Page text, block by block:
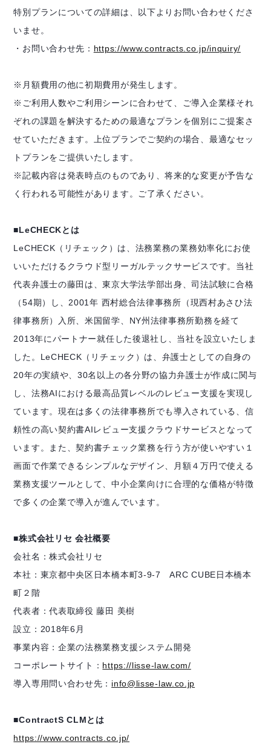
特別プランについての詳細は、以下よりお問い合わせくださ
いませ。
・お問い合わせ先： https://www.contracts.co.jp/inquiry/
※月額費用の他に初期費用が発生します。
※ご利用人数やご利用シーンに合わせて、ご導入企業様それ
ぞれの課題を解決するための最適なプランを個別にご提案さ
せていただきます。上位プランでご契約の場合、最適なセッ
トプランをご提供いたします。
※記載内容は発表時点のものであり、将来的な変更が予告な
く行われる可能性があります。ご了承ください。
■LeCHECKとは
LeCHECK（リチェック）は、法務業務の業務効率化にお使
いいただけるクラウド型リーガルテックサービスです。当社
代表弁護士の藤田は、東京大学法学部出身、司法試験に合格
（54期）し、2001年 西村総合法律事務所（現西村あさひ法
律事務所）入所、米国留学、NY州法律事務所勤務を経て
2013年にパートナー就任した後退社し、当社を設立いたしま
した。LeCHECK（リチェック）は、弁護士としての自身の
20年の実績や、30名以上の各分野の協力弁護士が作成に関与
し、法務AIにおける最高品質レベルのレビュー支援を実現し
ています。現在は多くの法律事務所でも導入されている、信
頼性の高い契約書AIレビュー支援クラウドサービスとなって
います。また、契約書チェック業務を行う方が使いやすい１
画面で作業できるシンプルなデザイン、月額４万円で使える
業務支援ツールとして、中小企業向けに合理的な価格が特徴
で多くの企業で導入が進んでいます。
■株式会社リセ 会社概要
会社名：株式会社リセ
本社：東京都中央区日本橋本町3-9-7 ARC CUBE日本橋本
町２階
代表者：代表取締役 藤田 美樹
設立：2018年6月
事業内容：企業の法務業務支援システム開発
コーポレートサイト： https://lisse-law.com/
導入専用問い合わせ先： info@lisse-law.co.jp
■ContractS CLMとは
https://www.contracts.co.jp/